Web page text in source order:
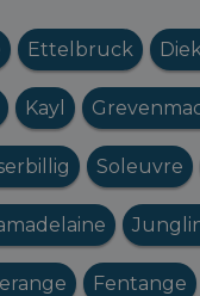
Ettelbruck
Kayl
Soleuvre
Fentange